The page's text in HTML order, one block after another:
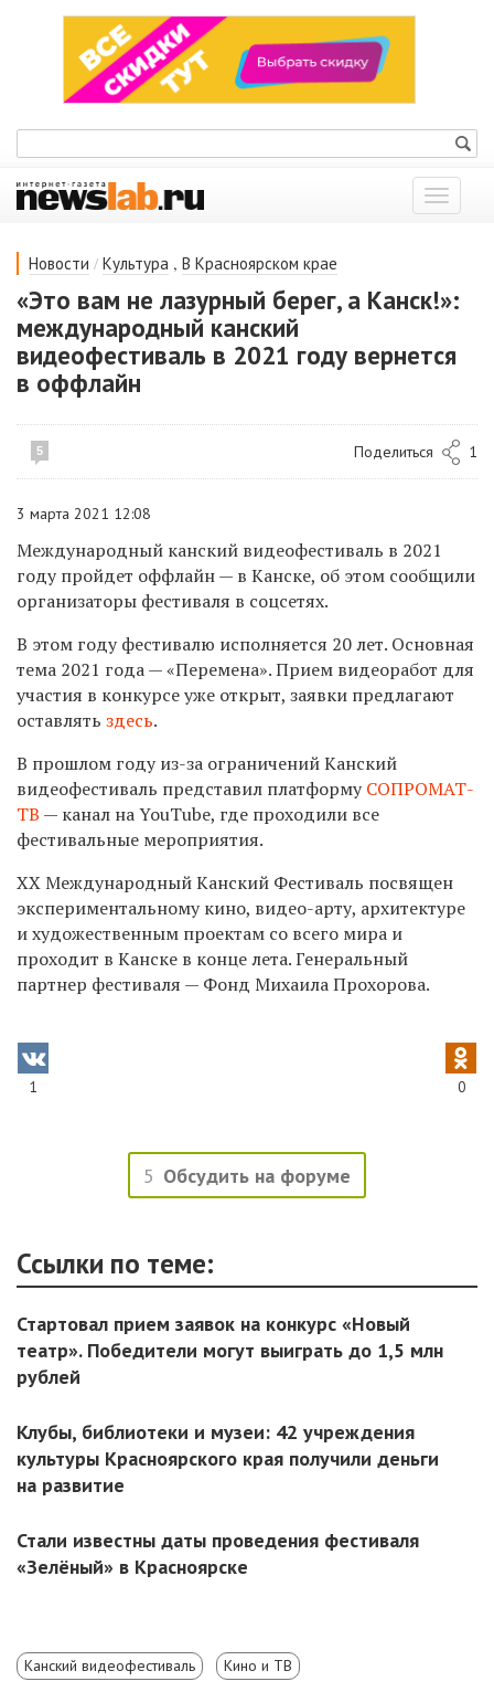
Показать
меню
Новости / Культура , В Красноярском крае
«Это вам не лазурный берег, а Канск!»:
международный канский
видеофестиваль в 2021 году вернется
в оффлайн
5 Поделиться 1
3 марта 2021 12:08
Международный канский видеофестиваль в 2021
году пройдет оффлайн — в Канске, об этом сообщили
организаторы фестиваля в соцсетях.
В этом году фестивалю исполняется 20 лет. Основная
тема 2021 года — «Перемена». Прием видеоработ для
участия в конкурсе уже открыт, заявки предлагают
оставлять здесь.
В прошлом году из-за ограничений Канский
видеофестиваль представил платформуСОПРОМАТ-
ТВ — канал на YouTube, где проходили все
фестивальные мероприятия.
XX Международный Канский Фестиваль посвящен
экспериментальному кино, видео-арту, архитектуре
и художественным проектам со всего мира и
проходит в Канске в конце лета.Генеральный
партнер фестиваля — Фонд Михаила Прохорова.
1 0
5 Обсудить на форуме
Ссылки по теме:
Стартовал прием заявок на конкурс «Новый
театр». Победители могут выиграть до 1,5 млн
рублей
Клубы, библиотеки и музеи: 42 учреждения
культуры Красноярского края получили деньги
на развитие
Стали известны даты проведения фестиваля
«Зелёный» в Красноярске
Канский видеофестиваль Кино и ТВ